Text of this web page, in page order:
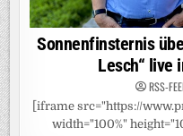
Sonnenfinsternis
Lesch“ live
RSS-
[iframe src="https://
width="100%"